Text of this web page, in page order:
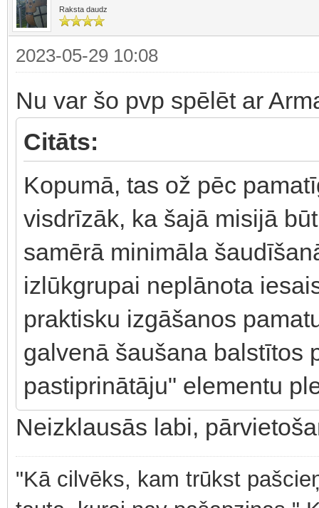
Raksta daudz
2023-05-29 10:08
Nu var šo pvp spēlēt ar
Citāts:
Kopumā, tas ož pēc
visdrīzāk, ka šajā misijā
samērā minimāla
izlūkgrupai neplānota
praktisku izgāšanos
galvenā šaušana balstītos
pastiprinātāju" elementu
Neizklausās labi,
"Kā cilvēks, kam trūkst